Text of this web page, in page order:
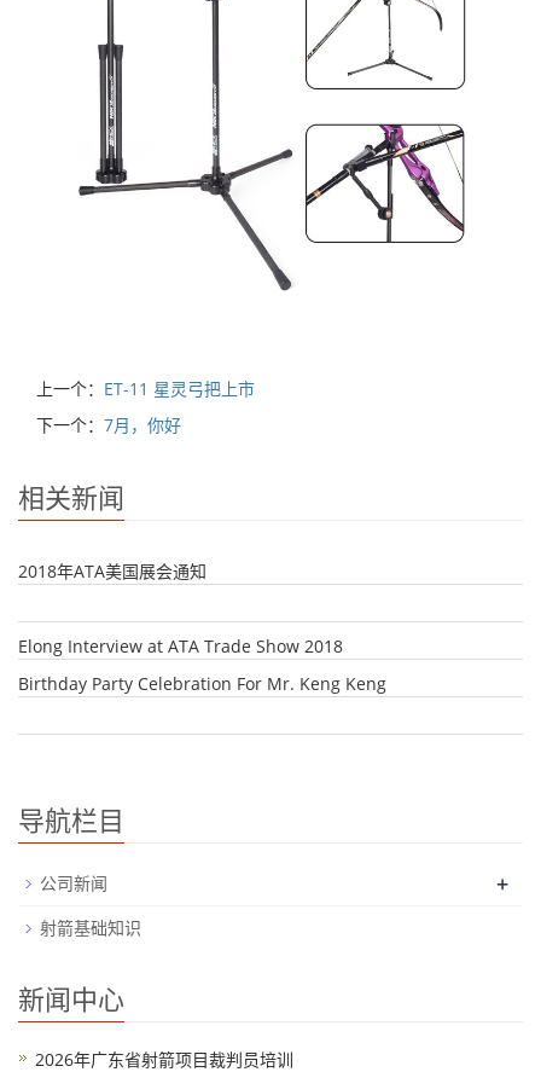
上一个： ET-11 星灵弓把上市
下一个： 7月，你好
相关新闻
2018年ATA美国展会通知
Elong Interview at ATA Trade Show 2018
Birthday Party Celebration For Mr. Keng Keng
导航栏目
公司新闻 +
射箭基础知识
新闻中心
2026年广东省射箭项目裁判员培训